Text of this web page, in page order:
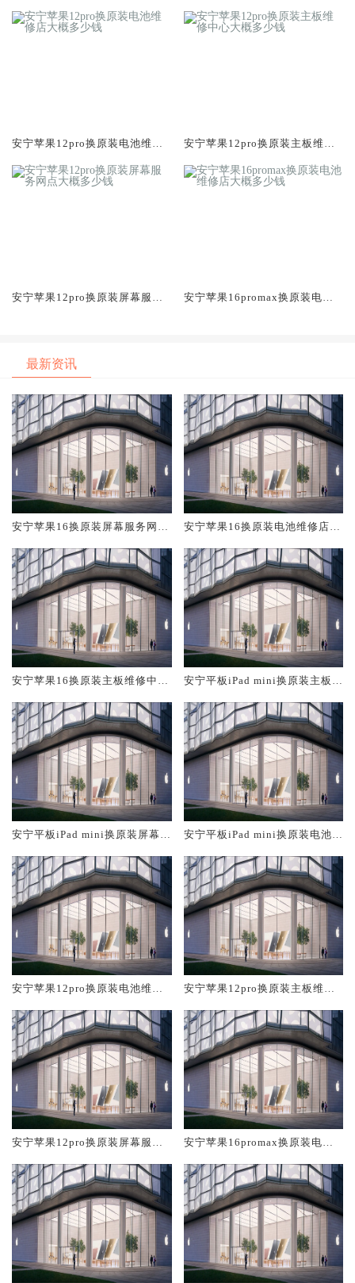
安宁苹果12pro换原装电池维修
安宁苹果12pro换原装主板维修
安宁苹果12pro换原装屏幕服务
安宁苹果16promax换原装电池
最新资讯
安宁苹果16换原装屏幕服务网点
安宁苹果16换原装电池维修店大
安宁苹果16换原装主板维修中心
安宁平板iPad mini换原装主板维
安宁平板iPad mini换原装屏幕服
安宁平板iPad mini换原装电池维
安宁苹果12pro换原装电池维修
安宁苹果12pro换原装主板维修
安宁苹果12pro换原装屏幕服务
安宁苹果16promax换原装电池